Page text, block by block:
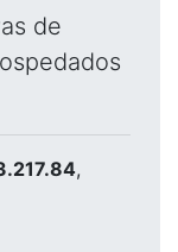
de
,